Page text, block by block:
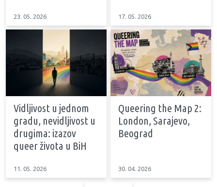
23. 05. 2026 17. 05. 2026
Vidljivost u jednom
gradu, nevidljivost u
drugima: izazov
queer života u BiH
11. 05. 2026
Queering the Map 2:
London, Sarajevo,
Beograd
30. 04. 2026